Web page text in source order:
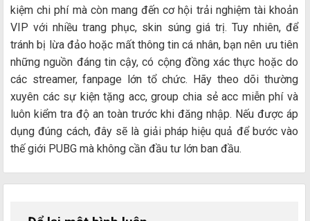
kiệm chi phí mà còn mang đến cơ hội trải nghiệm tài khoản
VIP với nhiều trang phục, skin súng giá trị. Tuy nhiên, để
tránh bị lừa đảo hoặc mất thông tin cá nhân, bạn nên ưu tiên
những nguồn đáng tin cậy, có cộng đồng xác thực hoặc do
các streamer, fanpage lớn tổ chức. Hãy theo dõi thường
xuyên các sự kiện tặng acc, group chia sẻ acc miễn phí và
luôn kiểm tra độ an toàn trước khi đăng nhập. Nếu được áp
dụng đúng cách, đây sẽ là giải pháp hiệu quả để bước vào
thế giới PUBG mà không cần đầu tư lớn ban đầu.